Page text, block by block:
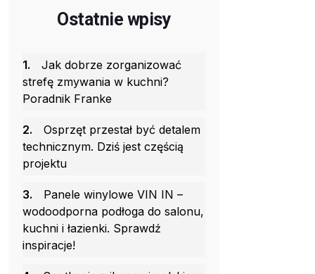
Ostatnie wpisy
1.
Jak dobrze zorganizować
strefę zmywania w kuchni?
Poradnik Franke
2.
Osprzęt przestał być detalem
technicznym. Dziś jest częścią
projektu
3.
Panele winylowe VIN IN –
wodoodporna podłoga do salonu,
kuchni i łazienki. Sprawdź
inspiracje!